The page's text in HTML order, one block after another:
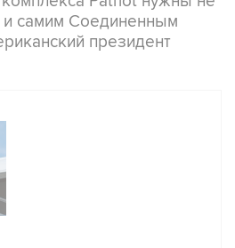
и самим Соединенным
президент